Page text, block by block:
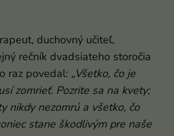
duchovný učiteľ,
rečník dvadsiateho storočia
raz povedal: „Všetko, čo je
zomrieť. Pozrite sa na kvety;
nikdy nezomrú a všetko, čo
stane škodlivým pre naše